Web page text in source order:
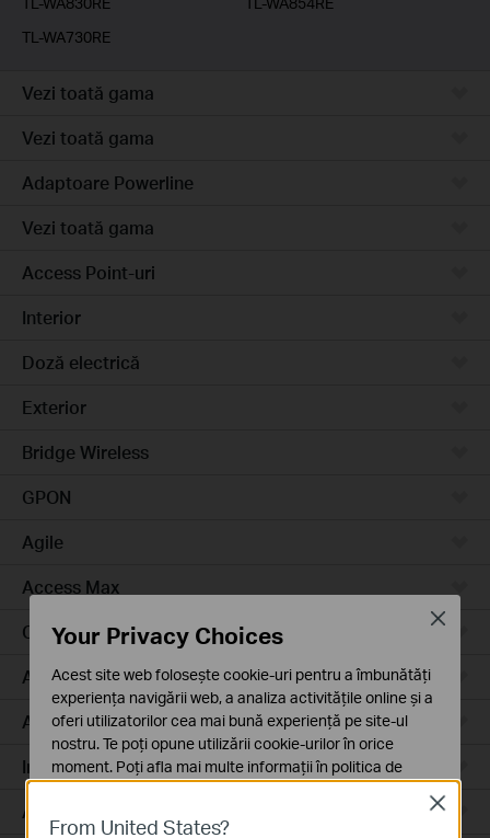
TL-WA730RE
Vezi toată gama
Vezi toată gama
Adaptoare Powerline
Vezi toată gama
Access Point-uri
Interior
Doză electrică
Exterior
Bridge Wireless
GPON
Agile
Access Max
Campus
Access Plus
Aggregation
Industrial
Access
From United States?
Close
Your Privacy Choices
Acest site web folosește cookie-uri pentru a îmbunătăți
experiența navigării web, a analiza activitățile online și a
oferi utilizatorilor cea mai bună experiență pe site-ul
nostru. Te poți opune utilizării cookie-urilor în orice
moment. Poți afla mai multe informații în politica de
Cookie-uri de bază
Close